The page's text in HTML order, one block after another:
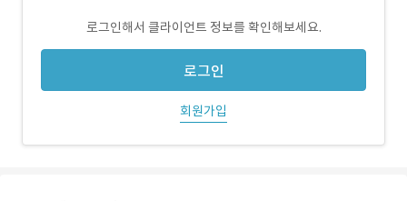
로그인해서 클라이언트 정보를 확인해보세요.
로그인
회원가입